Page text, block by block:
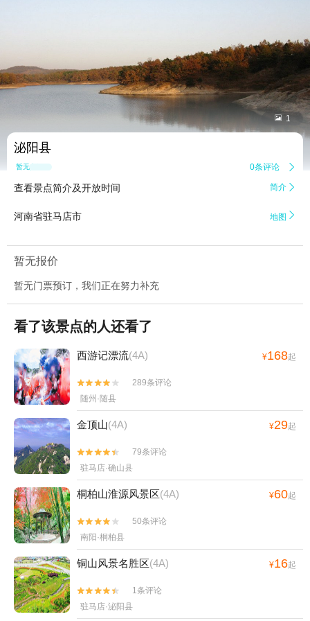
 1
泌阳县
暂无点评 0条评论 
查看景点简介及开放时间 简介 
河南省驻马店市 地图 
暂无报价
暂无门票预订，我们正在努力补充
看了该景点的人还看了
西游记漂流(4A) ¥168起


289条评论
随州·随县
金顶山(4A) ¥29起


79条评论
驻马店·确山县
桐柏山淮源风景区(4A) ¥60起


50条评论
南阳·桐柏县
铜山风景名胜区(4A) ¥16起


1条评论
驻马店·泌阳县